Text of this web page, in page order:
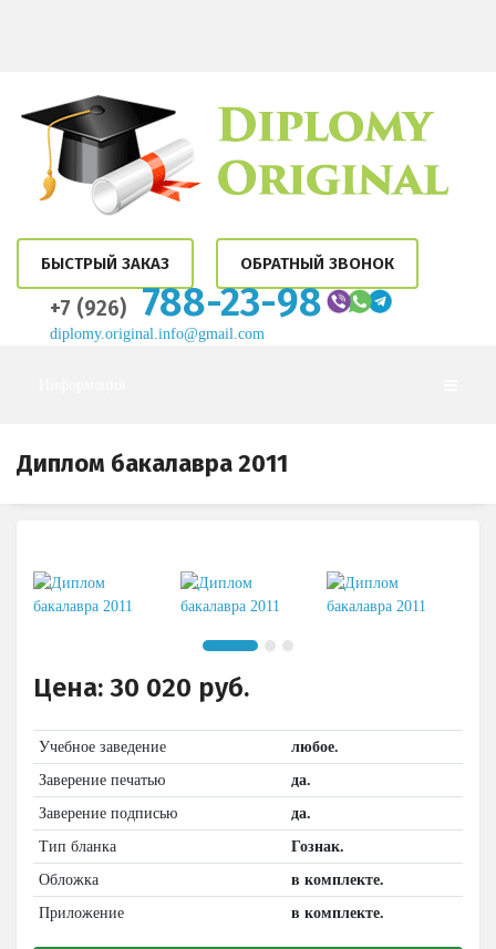
БЫСТРЫЙ ЗАКАЗ ОБРАТНЫЙ ЗВОНОК
+7 (926) 788-23-98
diplomy.original.info@gmail.com
Диплом бакалавра 2011
Цена: 30 020 руб.
Учебное заведение
любое.
Заверение печатью
да.
Заверение подписью
да.
Тип бланка
Гознак.
Обложка
в комплекте.
Приложение
в комплекте.